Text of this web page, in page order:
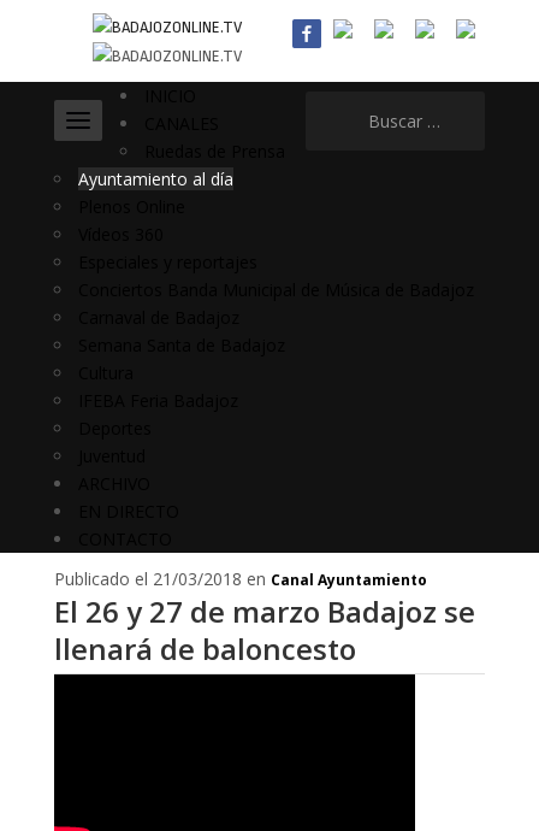
Ayuntamiento al día
Publicado el 21/03/2018 en Canal Ayuntamiento
El 26 y 27 de marzo Badajoz se
llenará de baloncesto